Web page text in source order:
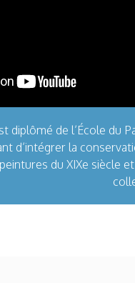
diplômé de l’École du
d’intégrer la
du XIXe siècle